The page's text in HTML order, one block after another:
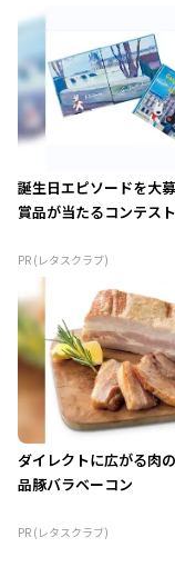
誕生日エピソードを大
賞品が当たるコンテス
PR (レタスクラブ)
ダイレクトに広がる肉
品豚バラベーコン
PR (レタスクラブ)